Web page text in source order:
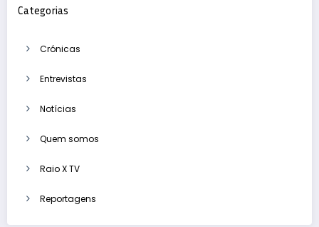
Categorias
Crónicas
Entrevistas
Notícias
Quem somos
Raio X TV
Reportagens